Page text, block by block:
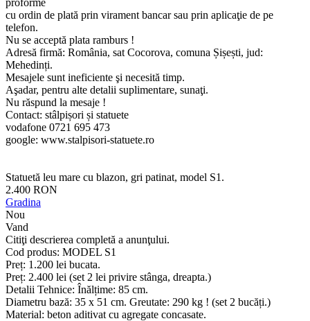
cu ordin de plată prin virament bancar sau prin aplicaţie de pe
telefon.
Nu se acceptă plata ramburs !
Adresă firmă: România, sat Cocorova, comuna Șișești, jud:
Mehedinți.
Mesajele sunt ineficiente şi necesită timp.
Aşadar, pentru alte detalii suplimentare, sunaţi.
Nu răspund la mesaje !
Contact: stâlpișori și statuete
vodafone 0721 695 473
google: www.stalpisori-statuete.ro
Statuetă leu mare cu blazon, gri patinat, model S1.
2.400 RON
Gradina
Nou
Vand
Citiţi descrierea completă a anunţului.
Cod produs: MODEL S1
Preț: 1.200 lei bucata.
Preț: 2.400 lei (set 2 lei privire stânga, dreapta.)
Detalii Tehnice: Înălțime: 85 cm.
Diametru bază: 35 x 51 cm. Greutate: 290 kg ! (set 2 bucăți.)
Material: beton aditivat cu agregate concasate.